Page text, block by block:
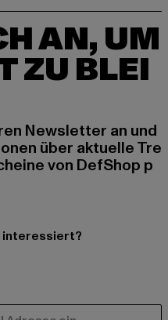
AN, UM
ZU BLEI
Newsletter an und
über aktuelle Tre
von DefShop p
interessiert?